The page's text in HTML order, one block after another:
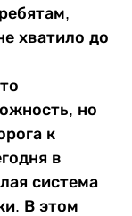
хватило до
но
к
в
система
В этом